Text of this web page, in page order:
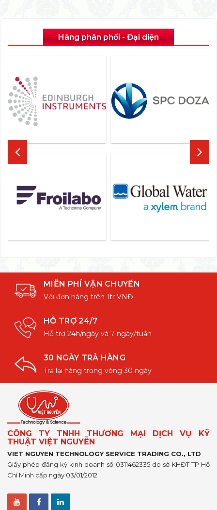
Hãng phân phối - Đại diện
MIỄN PHÍ VẬN CHUYỂN
Với đơn hàng trên 1tr VNĐ
HỖ TRỢ 24/7
Hỗ trợ 24h/ngày và 7 ngày/tuần
30 NGÀY TRẢ HÀNG
Trả lại hàng trong vòng 30 ngày
CÔNG TY TNHH THƯƠNG MẠI DỊCH VỤ KỸ
THUẬT VIỆT NGUYỄN
VIET NGUYEN TECHNOLOGY SERVICE TRADING CO., LTD
Giấy phép đăng ký kinh doanh số 0311462335 do sở KHĐT TP Hồ
Chí Minh cấp ngày 03/01/2012